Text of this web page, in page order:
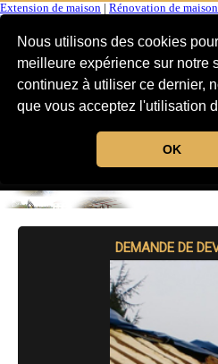
Nous utilisons des cookies
meilleure expérience sur notre
continuez à utiliser ce dernier,
que vous acceptez l'utilisation
OK
Extension de maison Rénovation de maison
MENU
DEMANDE DE